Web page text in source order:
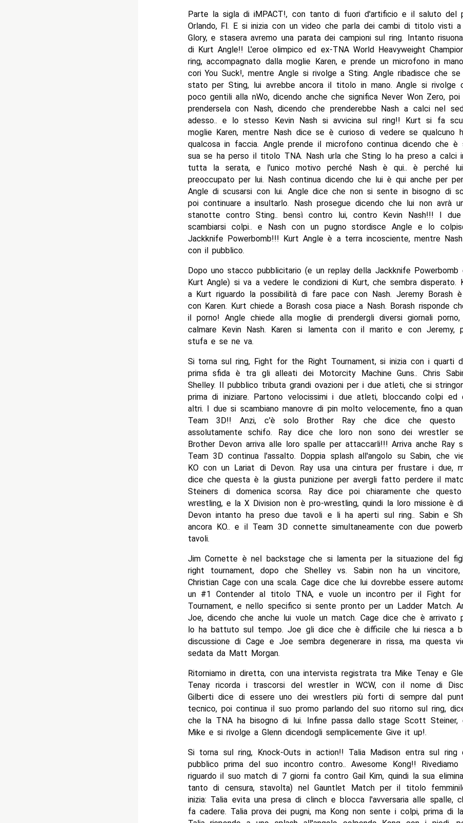
Parte la sigla di iMPACT!, con tanto di fuori d'artificio e il saluto del
Orlando, Fl. E si inizia con un video che parla dei cambi di titolo visti
Glory, e stasera avremo una parata dei campioni sul ring. Intanto
di Kurt Angle!! L'eroe olimpico ed ex-TNA World Heavyweight
ring, accompagnato dalla moglie Karen, e prende un microfono in
cori You Suck!, mentre Angle si rivolge a Sting. Angle ribadisce che
stato per Sting, lui avrebbe ancora il titolo in mano. Angle si rivolge
poco gentili alla nWo, dicendo anche che significa Never Won Zero,
prendersela con Nash, dicendo che prenderebbe Nash a calci nel
adesso.. e lo stesso Kevin Nash si avvicina sul ring!! Kurt si fa
moglie Karen, mentre Nash dice se è curioso di vedere se qualcuno
qualcosa in faccia. Angle prende il microfono continua dicendo che è
sua se ha perso il titolo TNA. Nash urla che Sting lo ha preso a calci
tutta la serata, e l'unico motivo perché Nash è qui.. è perché
preoccupato per lui. Nash continua dicendo che lui è qui anche per
Angle di scusarsi con lui. Angle dice che non si sente in bisogno di
poi continuare a insultarlo. Nash prosegue dicendo che lui non avrà
stanotte contro Sting.. bensì contro lui, contro Kevin Nash!!! I due
scambiarsi colpi.. e Nash con un pugno stordisce Angle e lo
Jackknife Powerbomb!!! Kurt Angle è a terra incosciente, mentre
con il pubblico.
Dopo uno stacco pubblicitario (e un replay della Jackknife Powerbomb
Kurt Angle) si va a vedere le condizioni di Kurt, che sembra disperato.
a Kurt riguardo la possibilità di fare pace con Nash. Jeremy Borash
con Karen. Kurt chiede a Borash cosa piace a Nash. Borash risponde
il porno! Angle chiede alla moglie di prendergli diversi giornali
calmare Kevin Nash. Karen si lamenta con il marito e con Jeremy,
stufa e se ne va.
Si torna sul ring, Fight for the Right Tournament, si inizia con i quarti
prima sfida è tra gli alleati dei Motorcity Machine Guns.. Chris
Shelley. Il pubblico tributa grandi ovazioni per i due atleti, che si
prima di iniziare. Partono velocissimi i due atleti, bloccando colpi ed
altri. I due si scambiano manovre di pin molto velocemente, fino a
Team 3D!! Anzi, c'è solo Brother Ray che dice che questo
assolutamente schifo. Ray dice che loro non sono dei wrestler
Brother Devon arriva alle loro spalle per attaccarli!!! Arriva anche Ray
Team 3D continua l'assalto. Doppia splash all'angolo su Sabin, che
KO con un Lariat di Devon. Ray usa una cintura per frustare i due,
dice che questa è la giusta punizione per avergli fatto perdere il
Steiners di domenica scorsa. Ray dice poi chiaramente che
wrestling, e la X Division non è pro-wrestling, quindi la loro missione è
Devon intanto ha preso due tavoli e li ha aperti sul ring.. Sabin e
ancora KO.. e il Team 3D connette simultaneamente con due
tavoli.
Jim Cornette è nel backstage che si lamenta per la situazione del
right tournament, dopo che Shelley vs. Sabin non ha un vincitore,
Christian Cage con una scala. Cage dice che lui dovrebbe essere
un #1 Contender al titolo TNA, e vuole un incontro per il Fight
Tournament, e nello specifico si sente pronto per un Ladder Match.
Joe, dicendo che anche lui vuole un match. Cage dice che è arrivato
lo ha battuto sul tempo. Joe gli dice che è difficile che lui riesca a
discussione di Cage e Joe sembra degenerare in rissa, ma questa
sedata da Matt Morgan.
Ritorniamo in diretta, con una intervista registrata tra Mike Tenay e
Tenay ricorda i trascorsi del wrestler in WCW, con il nome di
Gilberti dice di essere uno dei wrestlers più forti di sempre dal
tecnico, poi continua il suo promo parlando del suo ritorno sul ring,
che la TNA ha bisogno di lui. Infine passa dallo stage Scott Steiner,
Mike e si rivolge a Glenn dicendogli semplicemente Give it up!.
Si torna sul ring, Knock-Outs in action!! Talia Madison entra sul ring
pubblico prima del suo incontro contro.. Awesome Kong!! Rivediamo
riguardo il suo match di 7 giorni fa contro Gail Kim, quindi la sua
tanto di censura, stavolta) nel Gauntlet Match per il titolo
inizia: Talia evita una presa di clinch e blocca l'avversaria alle spalle,
fa cadere. Talia prova dei pugni, ma Kong non sente i colpi, prima di